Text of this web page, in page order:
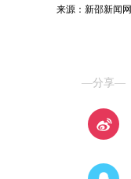
来源：新邵新闻网
—分享—